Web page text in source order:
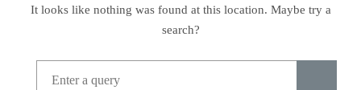
It looks like nothing was found at this location. Maybe try a
search?